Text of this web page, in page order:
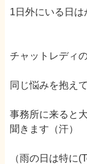
1 日外にいる日
チャットレディ
同じ悩みを抱え
事務所に来ると
聞きます （汗）
（雨の日は特に(